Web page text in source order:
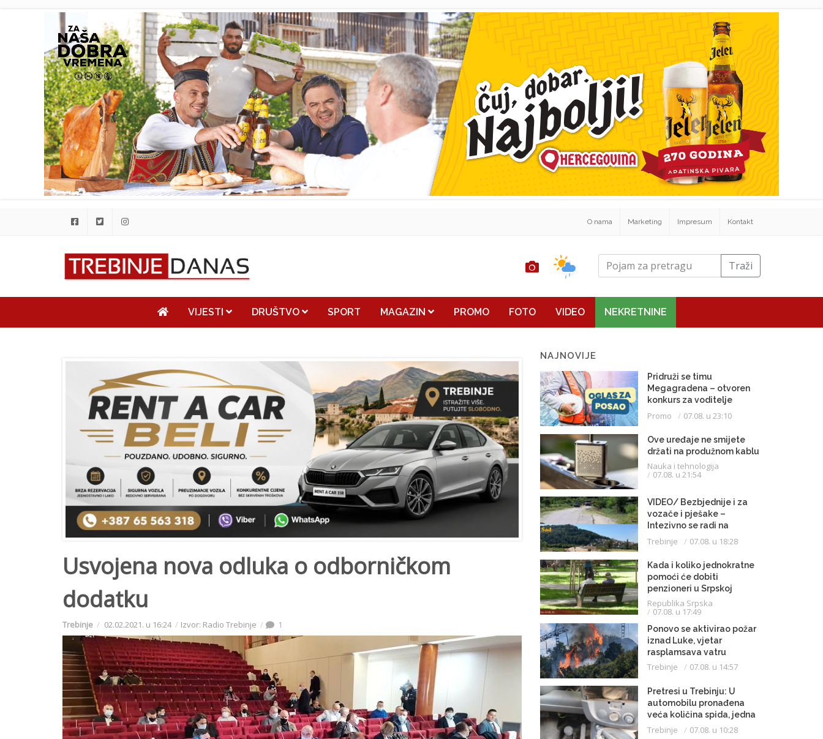
O nama Marketing Impresum Kontakt
Traži
VIJESTI DRUŠTVO SPORT MAGAZIN PROMO FOTO VIDEO NEKRETNINE
Usvojena nova odluka o odborničkom
dodatku
Trebinje 02.02.2021. u 16:24 Izvor: Radio Trebinje 1
NAJNOVIJE
Pridruži se timu
Megagradena – otvoren
konkurs za voditelje
gradilišta
Promo 07.08. u 23:10
Ove uređaje ne smijete
držati na produžnom kablu
Nauka i tehnologija
07.08. u 21:54
VIDEO/ Bezbjednije i za
vozače i pješake –
Intezivno se radi na
proširenju saobraćajnice
Trebinje 07.08. u 18:28
Kada i koliko jednokratne
pomoći će dobiti
penzioneri u Srpskoj
Republika Srpska
07.08. u 17:49
Ponovo se aktivirao požar
iznad Luke, vjetar
rasplamsava vatru
Trebinje 07.08. u 14:57
Pretresi u Trebinju: U
automobilu pronađena
veća količina spida, jedna
osoba uhapšena
Trebinje 07.08. u 10:28